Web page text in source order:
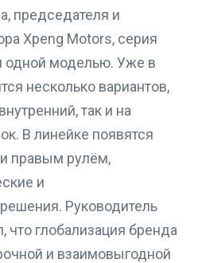
председателя и
Xpeng Motors, серия
одной моделью. Уже в
несколько вариантов,
так и на
В линейке появятся
правым рулём,
и
Руководитель
что глобализация бренда
и взаимовыгодной